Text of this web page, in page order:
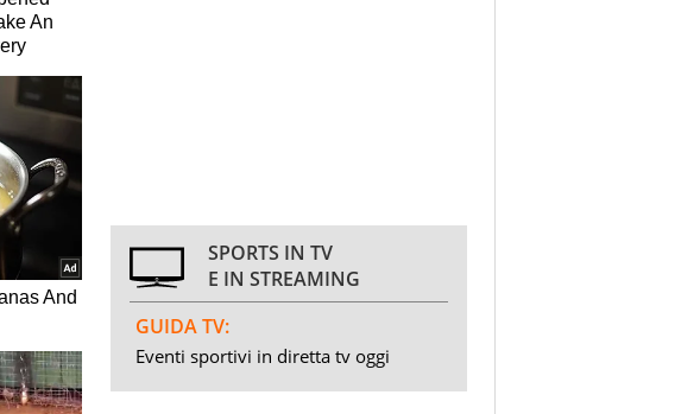
SPORTS IN TV
E IN STREAMING
GUIDA TV:
Eventi sportivi in diretta tv oggi